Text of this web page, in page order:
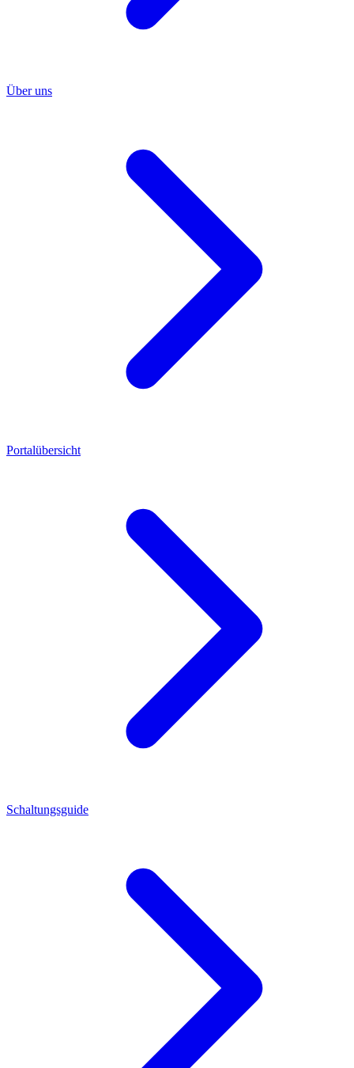
Über uns
Portalübersicht
Schaltungsguide